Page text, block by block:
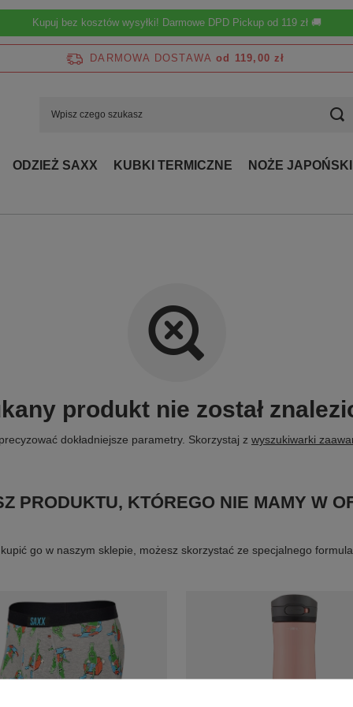
Kupuj bez kosztów wysyłki! Darmowe DPD Pickup od 119 zł 🚚
DARMOWA DOSTAWA od 119,00 zł
ODZIEŻ SAXX KUBKI TERMICZNE NOŻE
produkt nie został
dokładniejsze parametry. Skorzystaj z wyszukiwarki
PRODUKTU, KTÓREGO NIE MAMY W
go w naszym sklepie, możesz skorzystać ze specjalnego